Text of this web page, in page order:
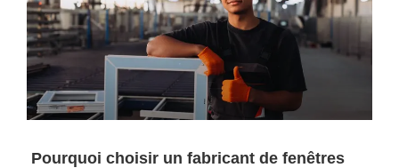
Pourquoi choisir un fabricant de fenêtres